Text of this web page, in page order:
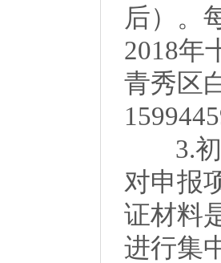
后）。
2018年
青秀区
3.初
对申报
证材料
进行集